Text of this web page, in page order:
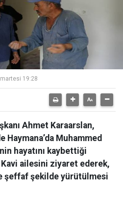
19:28
Ahmet Karaarslan,
Muhammed
hayatını kaybettiği
ailesini ziyaret ederek,
şeffaf şekilde yürütülmesi